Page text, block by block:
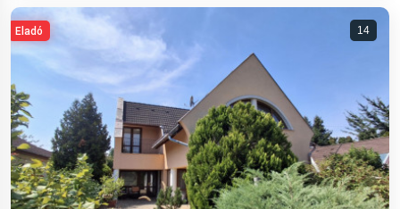
Eladó 14